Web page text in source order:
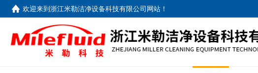
欢迎来到浙江米勒洁净设备科技有限公司网站 ！